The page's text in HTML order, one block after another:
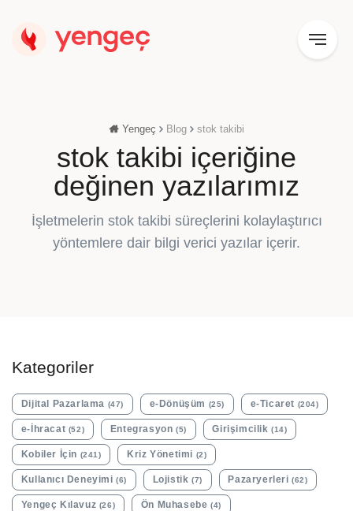
Yengeç Blog stok takibi
stok takibi içeriğine
değinen yazılarımız
İşletmelerin stok takibi süreçlerini kolaylaştırıcı
yöntemlere dair bilgi verici yazılar içerir.
Kategoriler
Dijital Pazarlama (47) e-Dönüşüm (25) e-Ticaret (204)
e-İhracat (52) Entegrasyon (5) Girişimcilik (14)
Kobiler İçin (241) Kriz Yönetimi (2)
Kullanıcı Deneyimi (6) Lojistik (7) Pazaryerleri (62)
Yengeç Kılavuz (26) Ön Muhasebe (4)